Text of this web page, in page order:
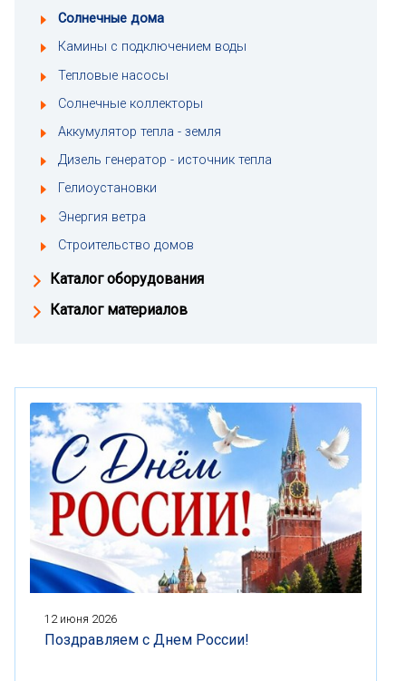
Солнечные дома
Камины с подключением воды
Тепловые насосы
Солнечные коллекторы
Аккумулятор тепла - земля
Дизель генератор - источник тепла
Гелиоустановки
Энергия ветра
Строительство домов
Каталог оборудования
Каталог материалов
12 июня 2026
Поздравляем с Днем России!